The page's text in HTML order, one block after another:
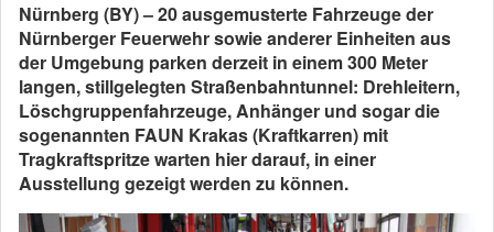
Nürnberg (BY) – 20 ausgemusterte Fahrzeuge der
Nürnberger Feuerwehr sowie anderer Einheiten aus
der Umgebung parken derzeit in einem 300 Meter
langen, stillgelegten Straßenbahntunnel: Drehleitern,
Löschgruppenfahrzeuge, Anhänger und sogar die
sogenannten FAUN Krakas (Kraftkarren) mit
Tragkraftspritze warten hier darauf, in einer
Ausstellung gezeigt werden zu können.